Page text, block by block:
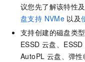
议您先了解该特性
盘支持 NVMe 以及
支持创建的磁盘类
ESSD 云盘、
AutoPL 云盘、弹性